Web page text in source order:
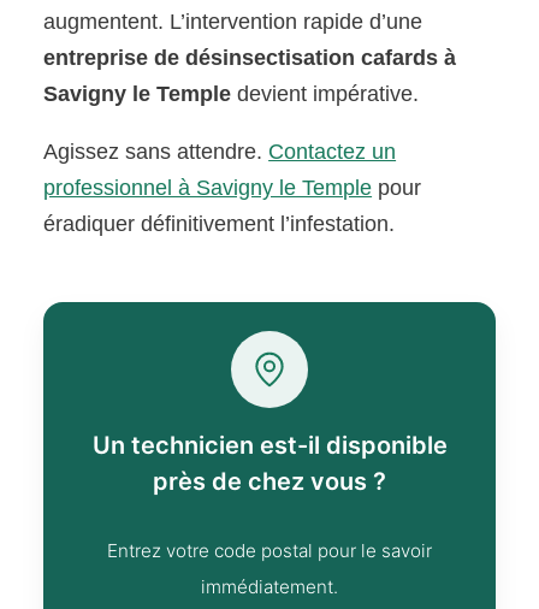
augmentent. L’intervention rapide d’une
entreprise de désinsectisation cafards à
Savigny le Temple devient impérative.
Agissez sans attendre. Contactez un
professionnel à Savigny le Temple pour
éradiquer définitivement l’infestation.
Un technicien est-il disponible
près de chez vous ?
Entrez votre code postal pour le savoir
immédiatement.